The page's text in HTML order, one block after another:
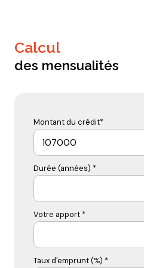
calcul
des mensualités
Montant du crédit*
Durée (années) *
Votre apport *
Taux d'emprunt (%) *